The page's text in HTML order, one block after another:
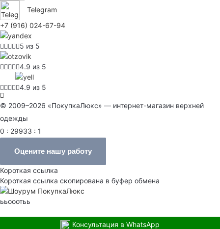
Telegram
+7 (916) 024-67-94
5 из 5
4.9 из 5
4.9 из 5
© 2009–2026 «ПокупкаЛюкс» — интернет-магазин верхней
одежды
0 : 29933 : 1
Оцените нашу работу
Короткая ссылка
Короткая ссылка скопирована в буфер обмена
ььооотьь
Консультация в WhatsApp